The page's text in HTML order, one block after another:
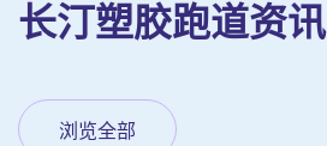
长汀塑胶跑道资讯
浏览全部